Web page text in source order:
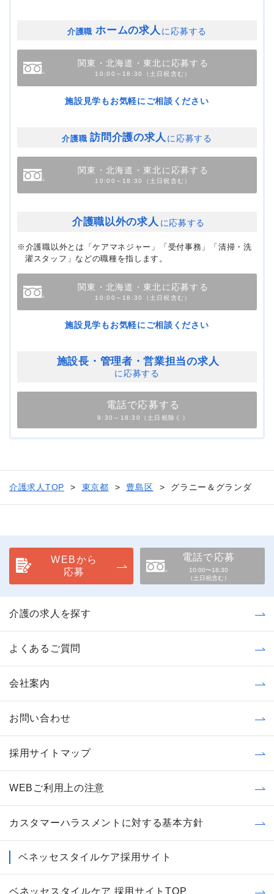
介護職 ホームの求人 に応募する
関東・北海道・東北に応募する
10:00～18:30（土日祝含む）
施設見学もお気軽にご相談ください
介護職 訪問介護の求人 に応募する
関東・北海道・東北に応募する
10:00～18:30（土日祝含む）
介護職以外の求人 に応募する
※介護職以外とは「ケアマネジャー」「受付事務」「清掃・洗
濯スタッフ」などの職種を指します。
関東・北海道・東北に応募する
10:00～18:30（土日祝含む）
施設見学もお気軽にご相談ください
施設長・管理者・営業担当の求人
に応募する
電話で応募する
9:30～18:30（土日祝除く）
介護求人TOP 東京都 豊島区 グラニー＆グランダ
WEBから
応募
電話で応募
10:00〜18:30
（土日祝含む）
介護の求人を探す
よくあるご質問
会社案内
お問い合わせ
採用サイトマップ
WEBご利用上の注意
カスタマーハラスメントに対する基本方針
ベネッセスタイルケア採用サイト
ベネッセスタイルケア 採用サイトTOP